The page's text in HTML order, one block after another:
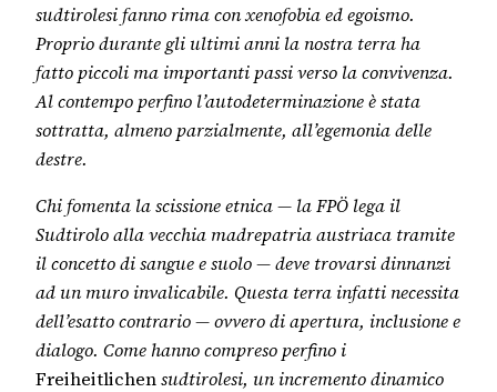
sudtirolesi fanno rima con xenofobia ed egoismo.
Proprio durante gli ultimi anni la nostra terra ha
fatto piccoli ma importanti passi verso la convivenza.
Al contempo perfino l’autodeterminazione è stata
sottratta, almeno parzialmente, all’egemonia delle
destre.
Chi fomenta la scissione etnica — la FPÖ lega il
Sudtirolo alla vecchia madrepatria austriaca tramite
il concetto di sangue e suolo — deve trovarsi dinnanzi
ad un muro invalicabile. Questa terra infatti necessita
dell’esatto contrario — ovvero di apertura, inclusione e
dialogo. Come hanno compreso perfino i
Freiheitlichensudtirolesi, un incremento dinamico